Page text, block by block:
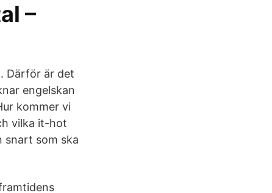
–
Därför är det
engelskan
kommer vi
vilka it-hot
snart som ska